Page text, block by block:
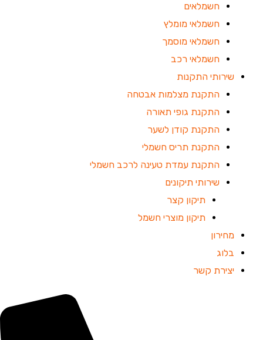
חשמלאים
חשמלאי מומלץ
חשמלאי מוסמך
חשמלאי רכב
שירותי התקנות
התקנת מצלמות אבטחה
התקנת גופי תאורה
התקנת קודן לשער
התקנת תריס חשמלי
התקנת עמדת טעינה לרכב חשמלי
שירותי תיקונים
תיקון קצר
תיקון מוצרי חשמל
מחירון
בלוג
יצירת קשר